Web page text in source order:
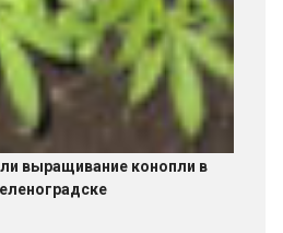
выращивание конопли в